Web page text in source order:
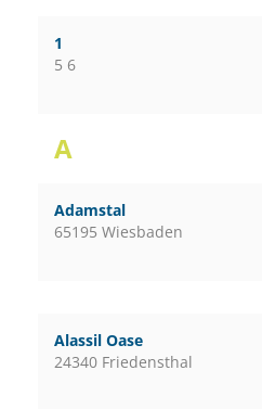
1
5 6
A
Adamstal
65195 Wiesbaden
Alassil Oase
24340 Friedensthal